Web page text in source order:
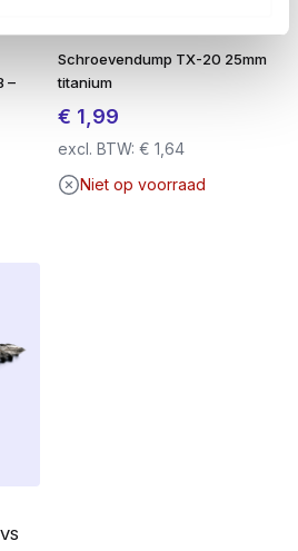
op-hout buitentoepassingen
(C4): zilveren anti-
stevige grip (TX-20 t/m Ø
weersinvloeden
–
Schroevendump TX-20 25mm
titanium
€ 1,99
excl. BTW:€ 1,64
Niet op voorraad